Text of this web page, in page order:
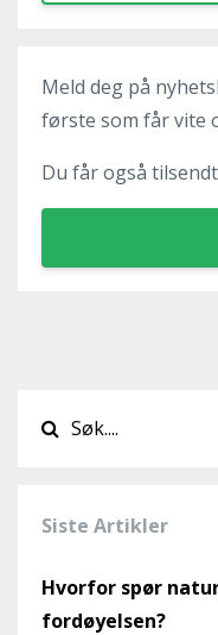
Meld deg på
første som får vite
Du får også
Siste Artikler
Hvorfor spør
fordøyelsen?